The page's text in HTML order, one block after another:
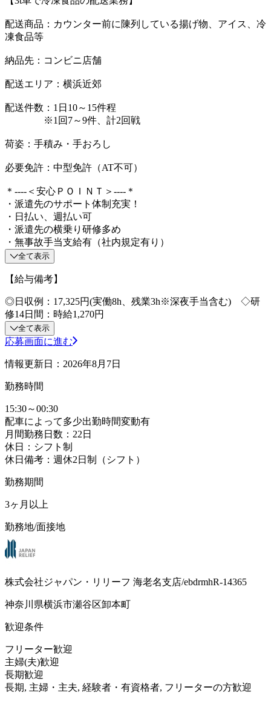
配送商品：カウンター前に陳列している揚げ物、アイス、冷
凍食品等
納品先：コンビニ店舗
配送エリア：横浜近郊
配送件数：1日10～15件程
※1回7～9件、計2回戦
荷姿：手積み・手おろし
必要免許：中型免許（AT不可）
＊----＜安心ＰＯＩＮＴ＞----＊
・派遣先のサポート体制充実！
・日払い、週払い可
・派遣先の横乗り研修多め
・無事故手当支給有（社内規定有り）
全て表示
【給与備考】
◎日収例：17,325円(実働8h、残業3h※深夜手当含む) ◇研
修14日間：時給1,270円
全て表示
応募画面に進む
情報更新日：2026年8月7日
勤務時間
15:30～00:30
配車によって多少出勤時間変動有
月間勤務日数：22日
休日：シフト制
休日備考：週休2日制（シフト）
勤務期間
3ヶ月以上
勤務地/面接地
株式会社ジャパン・リリーフ 海老名支店/ebdrmhR-14365
神奈川県横浜市瀬谷区卸本町
歓迎条件
フリーター歓迎
主婦(夫)歓迎
長期歓迎
長期, 主婦・主夫, 経験者・有資格者, フリーターの方歓迎